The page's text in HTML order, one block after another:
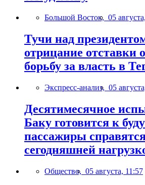
Большой Восток, 05
Тучи над
отрицание отставки
борьбу за власть в
Экспресс-анализ, 05
Десятимесячное
Баку готовится к
пассажиры
сегодняшней
Общество, 05 августа, 11:57